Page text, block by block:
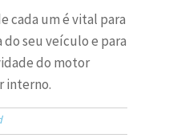
cada um é vital para
seu veículo e para
do motor
interno.